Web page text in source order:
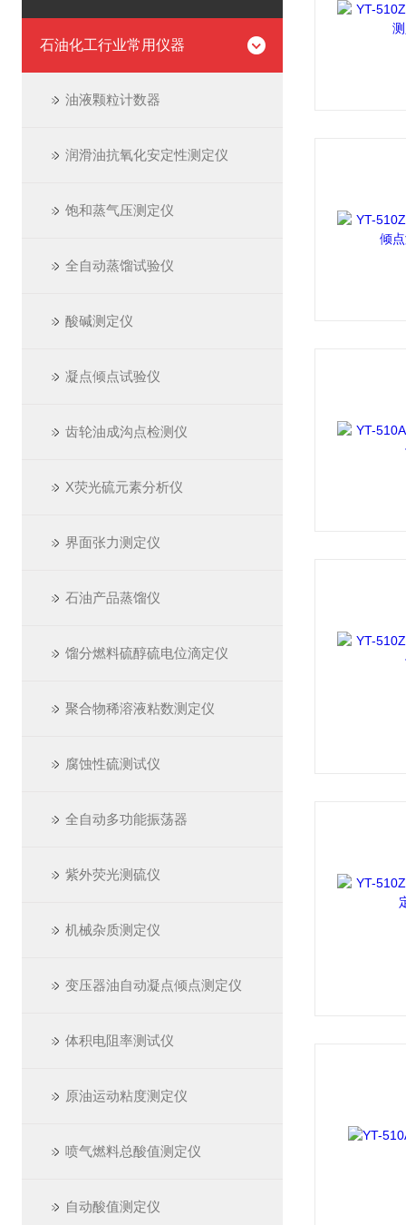
石油化工行业常用仪器
油液颗粒计数器
润滑油抗氧化安定性测定仪
饱和蒸气压测定仪
全自动蒸馏试验仪
酸碱测定仪
凝点倾点试验仪
齿轮油成沟点检测仪
X荧光硫元素分析仪
界面张力测定仪
石油产品蒸馏仪
馏分燃料硫醇硫电位滴定仪
聚合物稀溶液粘数测定仪
腐蚀性硫测试仪
全自动多功能振荡器
紫外荧光测硫仪
机械杂质测定仪
变压器油自动凝点倾点测定仪
体积电阻率测试仪
原油运动粘度测定仪
喷气燃料总酸值测定仪
自动酸值测定仪